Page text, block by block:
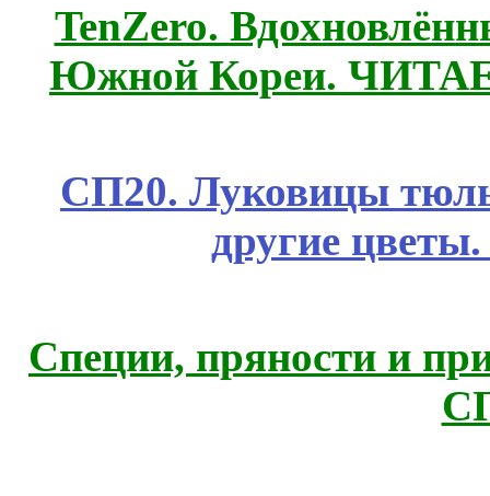
TenZero.
Южной Кореи.
СП20. Луковицы
другие
Специи, пряности и